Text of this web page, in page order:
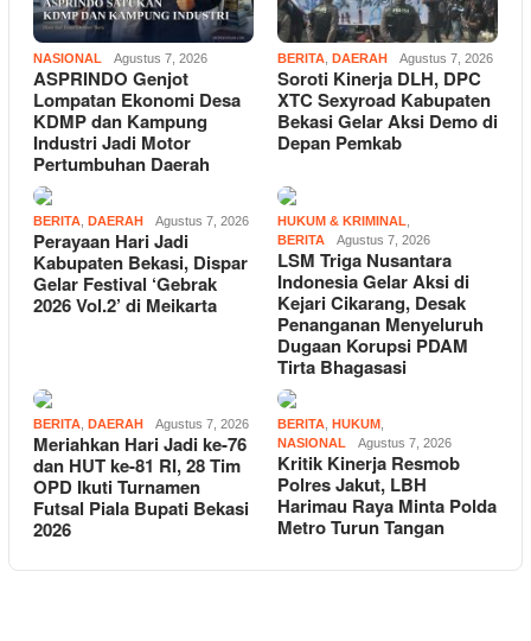
NASIONAL Agustus 7, 2026
ASPRINDO Genjot
Lompatan Ekonomi Desa
KDMP dan Kampung
Industri Jadi Motor
Pertumbuhan Daerah
BERITA DAERAH Agustus 7, 2026
Soroti Kinerja DLH, DPC
XTC Sexyroad Kabupaten
Bekasi Gelar Aksi Demo di
Depan Pemkab
BERITA DAERAH Agustus 7, 2026
Perayaan Hari Jadi
Kabupaten Bekasi, Dispar
Gelar Festival ‘Gebrak
2026 Vol.2’ di Meikarta
HUKUM & KRIMINAL
BERITA
Agustus 7, 2026
LSM Triga Nusantara
Indonesia Gelar Aksi di
Kejari Cikarang, Desak
Penanganan Menyeluruh
Dugaan Korupsi PDAM
Tirta Bhagasasi
BERITA DAERAH Agustus 7, 2026
Meriahkan Hari Jadi ke-76
dan HUT ke-81 RI, 28 Tim
OPD Ikuti Turnamen
Futsal Piala Bupati Bekasi
2026
BERITA HUKUM
NASIONAL
Agustus 7, 2026
Kritik Kinerja Resmob
Polres Jakut, LBH
Harimau Raya Minta Polda
Metro Turun Tangan